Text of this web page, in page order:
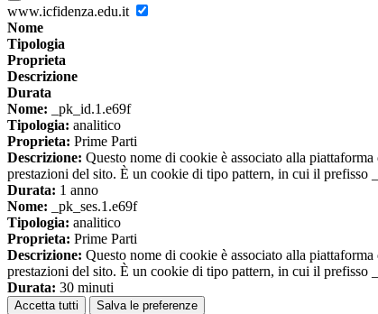
www.icfidenza.edu.it
Nome
Tipologia
Proprieta
Descrizione
Durata
Nome: _pk_id.1.e69f
Tipologia: analitico
Proprieta: Prime Parti
Descrizione: Questo nome di cookie è associato alla
prestazioni del sito. È un cookie di tipo pattern, in cui il prefisso
Durata: 1 anno
Nome: _pk_ses.1.e69f
Tipologia: analitico
Proprieta: Prime Parti
Descrizione: Questo nome di cookie è associato alla
prestazioni del sito. È un cookie di tipo pattern, in cui il prefisso
Durata: 30 minuti
Accetta tutti Salva le preferenze